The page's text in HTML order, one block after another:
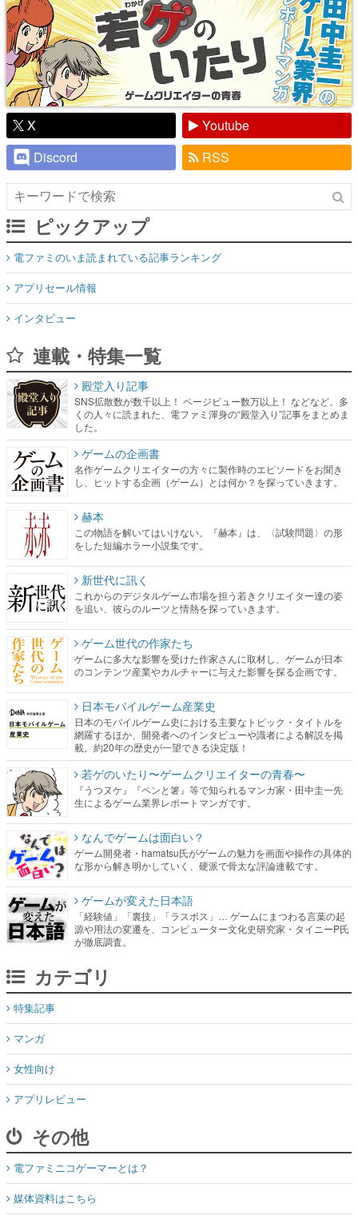
X
Youtube
Discord
RSS
ピックアップ
電ファミのいま読まれている記事ランキング
アプリセール情報
インタビュー
連載・特集一覧
殿堂入り記事
SNS拡散数が数千以上！ ページビュー数万以上！ などなど。多
くの人々に読まれた、電ファミ渾身の“殿堂入り”記事をまとめま
した。
ゲームの企画書
名作ゲームクリエイターの方々に製作時のエピソードをお聞き
し、ヒットする企画（ゲーム）とは何か？を探っていきます。
赫本
この物語を解いてはいけない。『赫本』は、〈試験問題〉の形
をした短編ホラー小説集です。
新世代に訊く
これからのデジタルゲーム市場を担う若きクリエイター達の姿
を追い、彼らのルーツと情熱を探っていきます。
ゲーム世代の作家たち
ゲームに多大な影響を受けた作家さんに取材し、ゲームが日本
のコンテンツ産業やカルチャーに与えた影響を探る企画です。
日本モバイルゲーム産業史
日本のモバイルゲーム史における主要なトピック・タイトルを
網羅するほか、開発者へのインタビューや識者による解説を掲
載。約20年の歴史が一望できる決定版！
若ゲのいたり〜ゲームクリエイターの青春〜
『うつヌケ』『ペンと箸』等で知られるマンガ家・田中圭一先
生によるゲーム業界レポートマンガです。
なんでゲームは面白い？
ゲーム開発者・hamatsu氏がゲームの魅力を画面や操作の具体的
な形から解き明かしていく、硬派で骨太な評論連載です。
ゲームが変えた日本語
「経験値」「裏技」「ラスボス」… ゲームにまつわる言葉の起
源や用法の変遷を、コンピューター文化史研究家・タイニーP氏
が徹底調査。
カテゴリ
特集記事
マンガ
女性向け
アプリレビュー
その他
電ファミニコゲーマーとは？
媒体資料はこちら